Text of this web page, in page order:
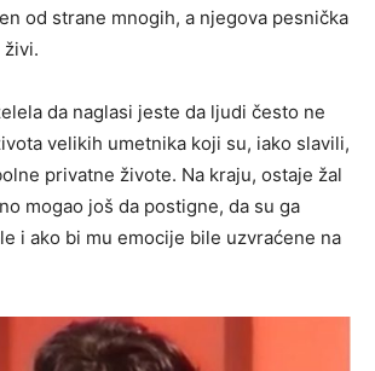
od strane mnogih, a njegova pesnička
živi.
da naglasi jeste da ljudi često ne
velikih umetnika koji su, iako slavili,
privatne živote. Na kraju, ostaje žal
mogao još da postigne, da su ga
i ako bi mu emocije bile uzvraćene na